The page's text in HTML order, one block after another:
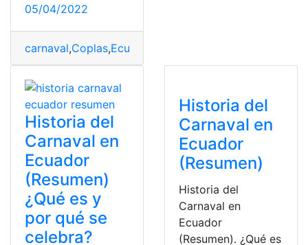
05/04/2022
carnaval,Coplas,Ecuatorianas
Historia del
Carnaval en
Ecuador
(Resumen)
¿Qué es y
por qué se
celebra?
Historia del
Carnaval en
Ecuador
(Resumen)
Historia del
Carnaval en
Ecuador
(Resumen). ¿Qué es